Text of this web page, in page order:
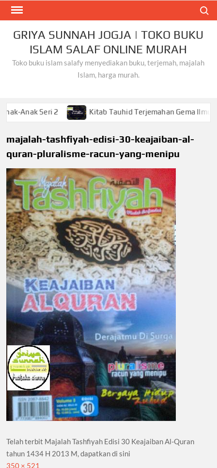
Skip
contentGRIYA SUNNAH JOGJA | TOKO BUKU
ISLAM SALAF ONLINE MURAH
Toko buku islam salafy menyediakan buku, terjemah, majalah
Islam, harga murah.
Seri 2 Kitab Tauhid Terjemahan Gema Ilmu
majalah-tashfiyah-edisi-30-keajaiban-al-
quran-pluralisme-racun-yang-menipu
Telah terbit Majalah Tashfiyah Edisi 30 Keajaiban Al-Quran
tahun 1434 H 2013 M, dapatkan di sini
Full
350 × 521